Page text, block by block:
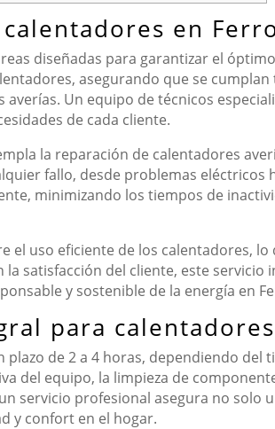
en
diseñadas para garantizar el
asegurando que se
Un equipo de técnicos
de cada cliente.
la reparación de calentadores
fallo, desde problemas eléctricos
minimizando los tiempos de
uso eficiente de los calentadores,
satisfacción del cliente, este servicio
y sostenible de la energía en
para
de 2 a 4 horas, dependiendo del
del equipo, la limpieza de
servicio profesional asegura no
y confort en el hogar.